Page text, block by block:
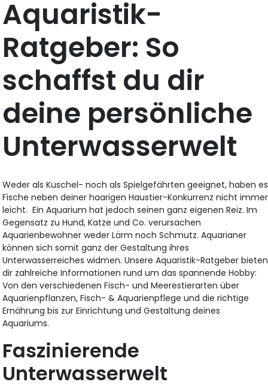
Aquaristik-
Ratgeber: So
schaffst du dir
deine persönliche
Unterwasserwelt
Weder als Kuschel- noch als Spielgefährten geeignet, haben es
Fische neben deiner haarigen Haustier-Konkurrenz nicht immer
leicht. Ein Aquarium hat jedoch seinen ganz eigenen Reiz. Im
Gegensatz zu Hund, Katze und Co. verursachen
Aquarienbewohner weder Lärm noch Schmutz. Aquarianer
können sich somit ganz der Gestaltung ihres
Unterwasserreiches widmen. Unsere Aquaristik-Ratgeber bieten
dir zahlreiche Informationen rund um das spannende Hobby:
Von den verschiedenen Fisch- und Meerestierarten über
Aquarienpflanzen, Fisch- & Aquarienpflege und die richtige
Ernährung bis zur Einrichtung und Gestaltung deines
Aquariums.
Faszinierende
Unterwasserwelt